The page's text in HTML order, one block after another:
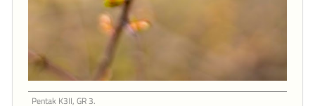
Pentak K3II, GR 3.